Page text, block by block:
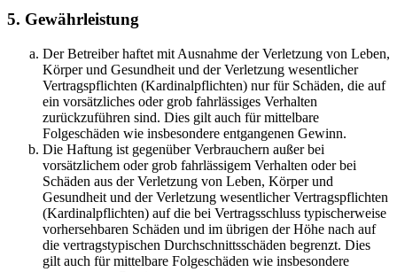
5. Gewährleistung
Der Betreiber haftet mit Ausnahme der Verletzung von Leben,
Körper und Gesundheit und der Verletzung wesentlicher
Vertragspflichten (Kardinalpflichten) nur für Schäden, die auf
ein vorsätzliches oder grob fahrlässiges Verhalten
zurückzuführen sind. Dies gilt auch für mittelbare
Folgeschäden wie insbesondere entgangenen Gewinn.
Die Haftung ist gegenüber Verbrauchern außer bei
vorsätzlichem oder grob fahrlässigem Verhalten oder bei
Schäden aus der Verletzung von Leben, Körper und
Gesundheit und der Verletzung wesentlicher Vertragspflichten
(Kardinalpflichten) auf die bei Vertragsschluss typischerweise
vorhersehbaren Schäden und im übrigen der Höhe nach auf
die vertragstypischen Durchschnittsschäden begrenzt. Dies
gilt auch für mittelbare Folgeschäden wie insbesondere